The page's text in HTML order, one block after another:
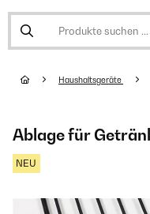
Haushaltsgeräte
Ablage für
NEU